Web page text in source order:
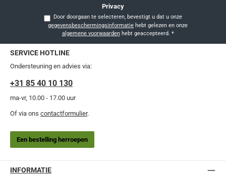
Privacy
Door doorgaan te selecteren, bevestigt u dat u onze
gegevensbeschermingsinformatie
algemene voorwaardenhebt geaccepteerd. *
SERVICE HOTLINE
Ondersteuning en advies via:
+31 85 40 10 130
ma-vr, 10.00 - 17.00 uur
Of via ons contactformulier.
Een bestelling herroepen
INFORMATIE